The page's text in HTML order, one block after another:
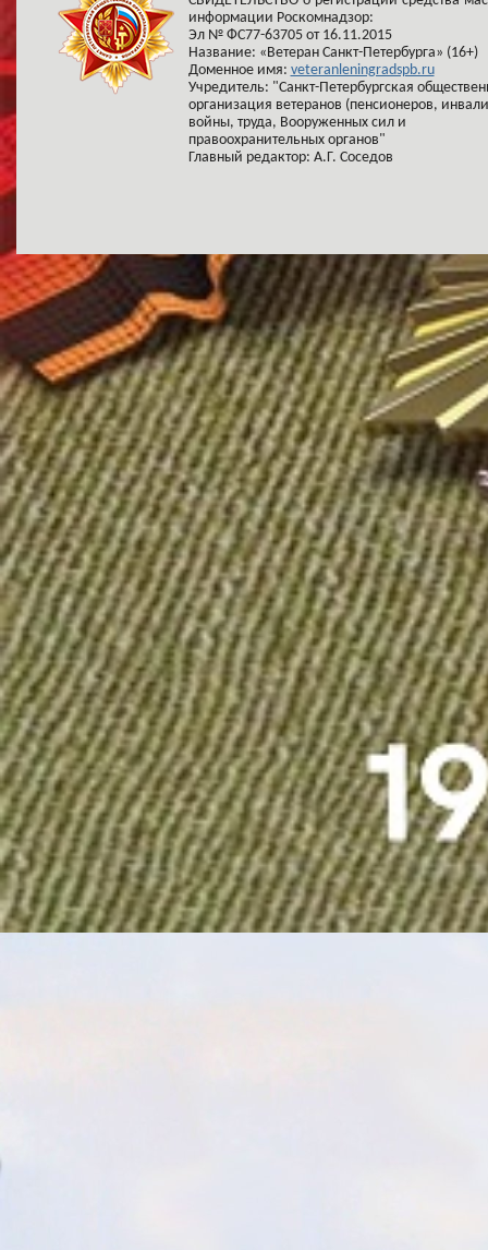
информации Роскомнадзор:
Эл № ФС77-63705 от 16.11.2015
Название: «Ветеран Санкт-Петербурга» (16+)
Доменное имя: veteranleningradspb.ru
Учредитель: "Санкт-Петербургская
организация ветеранов (пенсионеров,
войны, труда, Вооруженных сил и
правоохранительных органов"
Главный редактор: А.Г. Соседов